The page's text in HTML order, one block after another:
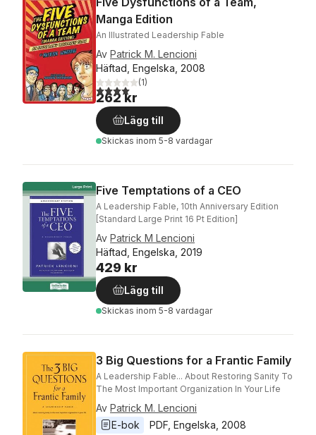
Manga Edition
An Illustrated Leadership Fable
Av Patrick M. Lencioni
Häftad, Engelska, 2008
4,0utav 5 stjärnor. Totalt antal röster:
(1)
262 kr
Lägg till
Skickas inom 5-8 vardagar
Five Temptations of a CEO
A Leadership Fable, 10th Anniversary Edition
[Standard Large Print 16 Pt Edition]
Av Patrick M Lencioni
Häftad, Engelska, 2019
429 kr
Lägg till
Skickas inom 5-8 vardagar
3 Big Questions for a Frantic Family
A Leadership Fable... About Restoring Sanity To
The Most Important Organization In Your Life
Av Patrick M. Lencioni
E-bok
PDF Engelska 2008